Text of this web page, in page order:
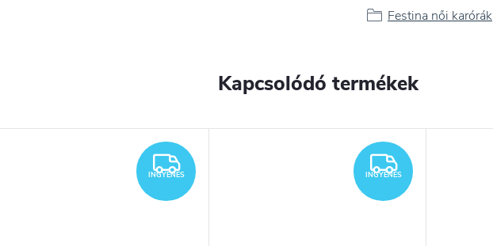
Festina női karórák
Kapcsolódó termékek
INGYENES
INGYENES INGYENES
INGYENES